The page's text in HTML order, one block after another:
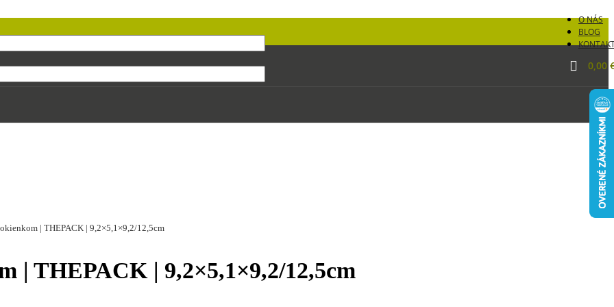
O NÁS
BLOG
0,00
| THEPACK | 9,2×5,1×9,2/12,5cm
| THEPACK | 9,2×5,1×9,2/12,5cm